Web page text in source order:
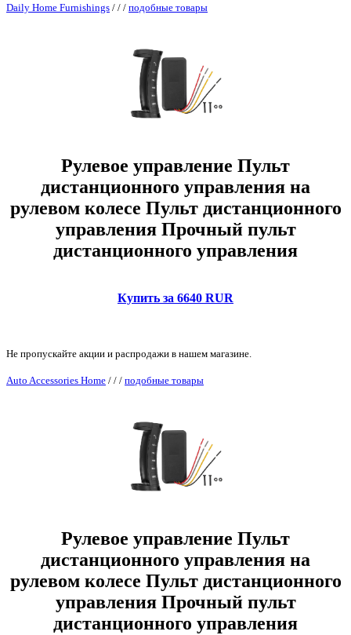
Daily Home Furnishings / / / подобные товары
Рулевое управление Пульт
дистанционного управления на
рулевом колесе Пульт дистанционного
управления Прочный пульт
дистанционного управления
Купить за 6640 RUR
Не пропускайте акции и распродажи в нашем магазине.
Auto Accessories Home / / / подобные товары
Рулевое управление Пульт
дистанционного управления на
рулевом колесе Пульт дистанционного
управления Прочный пульт
дистанционного управления